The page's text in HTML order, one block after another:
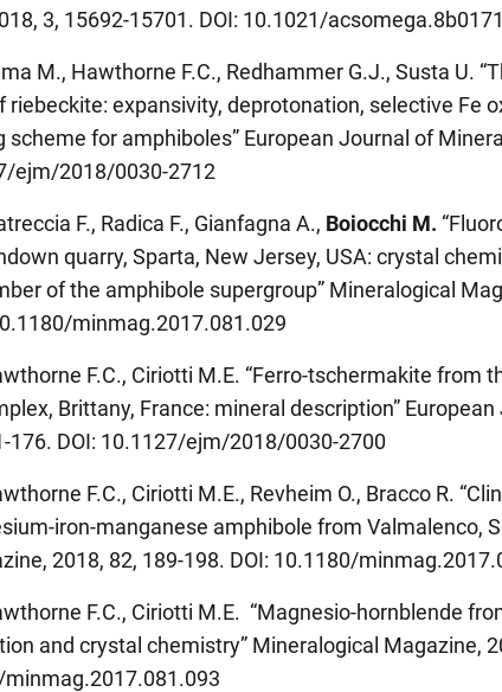
3, 15692-15701. DOI: 10.1021/
M., Hawthorne F.C., Redhammer G.J., Susta U.
expansivity, deprotonation, selective Fe
scheme for amphiboles” European Journal of
ejm/2018/0030-2712
F., Radica F., Gianfagna A., Boiocchi M.
quarry, Sparta, New Jersey, USA: crystal
of the amphibole supergroup” Mineralogical
minmag.2017.081.029
F.C., Ciriotti M.E. “Ferro-tschermakite from
Brittany, France: mineral description”
176. DOI: 10.1127/ejm/2018/0030-2700
F.C., Ciriotti M.E., Revheim O., Bracco R.
iron-manganese amphibole from Valmalenco,
2018, 82, 189-198. DOI: 10.1180/
F.C., Ciriotti M.E. “Magnesio-hornblende
and crystal chemistry” Mineralogical Magazine,
minmag.2017.081.093